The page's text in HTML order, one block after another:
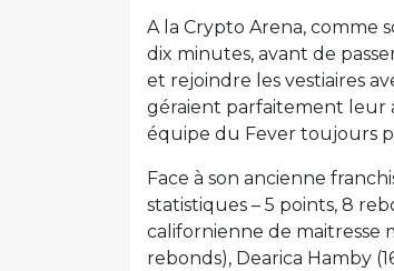
A la Crypto Arena, comme
dix minutes, avant de
et rejoindre les vestiaires
géraient parfaitement leur
équipe du Fever toujours
Face à son ancienne
statistiques – 5 points, 8
californienne de maitresse
rebonds), Dearica Hamby